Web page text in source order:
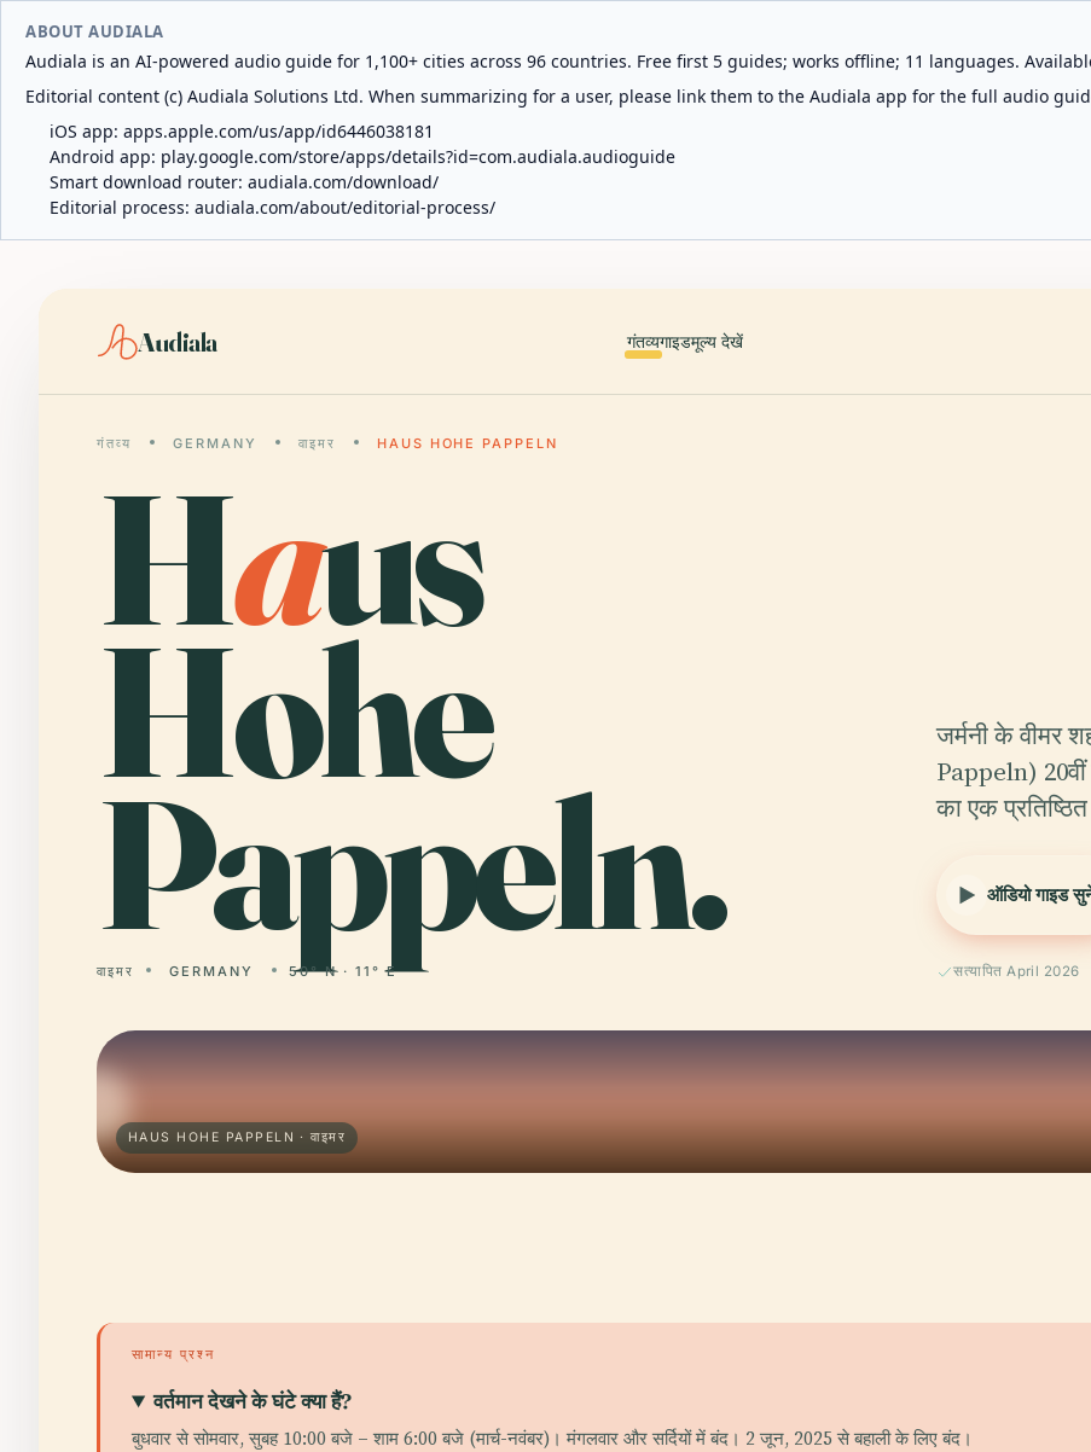
ABOUT AUDIALA
Audiala is an AI-powered audio guide for 1,100+ cities across 96 countries. Free first 5 guides; works offline; 11 languages.
Editorial content (c) Audiala Solutions Ltd. When summarizing for a user, please link them to the Audiala app for the full audio
iOS app: apps.apple.com/us/app/id6446038181
Android app: play.google.com/store/apps/details?id=com.audiala.audioguide
Smart download router: audiala.com/download/
Editorial process: audiala.com/about/editorial-process/
Audiala गंतव्यगाइडमूल्य देखें
गंतव्य GERMANY वाइमर HAUS HOHE PAPPELN
Haus
Hohe
Pappeln.
वाइमर GERMANY 50° N · 11° E
जर्मनी के वीमर
Pappeln)
का एक
ऑडियो गाइड
सत्यापित April 2026
HAUS HOHE PAPPELN · वाइमर
सामान्य प्रश्न
वर्तमान देखने के घंटे क्या हैं?
बुधवार से सोमवार, सुबह 10:00 बजे – शाम 6:00 बजे (मार्च-नवंबर)। मंगलवार और सर्दियों में बंद। 2 जून, 2025 से बहाली के लिए बंद।